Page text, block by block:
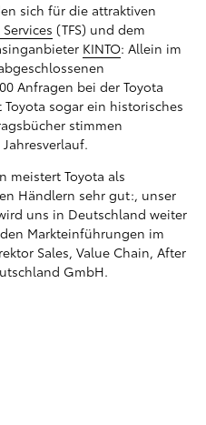
sich für die attraktiven
(TFS) und dem
KINTO: Allein im
Anfragen bei der Toyota
sogar ein historisches
stimmen
meistert Toyota als
Händlern sehr gut:, unser
uns in Deutschland weiter
Markteinführungen im
Sales, Value Chain, After
GmbH.